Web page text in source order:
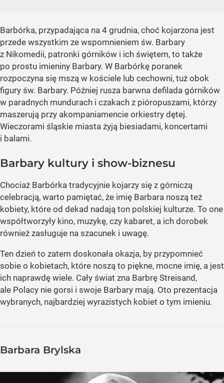
Barbórka, przypadająca na 4 grudnia, choć kojarzona jest
przede wszystkim ze wspomnieniem św. Barbary
z Nikomedii, patronki górników i ich świętem, to także
po prostu imieniny Barbary. W Barbórkę poranek
rozpoczyna się mszą w kościele lub cechowni, tuż obok
figury św. Barbary. Później rusza barwna defilada górników
w paradnych mundurach i czakach z pióropuszami, którzy
maszerują przy akompaniamencie orkiestry dętej.
Wieczorami śląskie miasta żyją biesiadami, koncertami
i balami.
Barbary kultury i show-biznesu
Chociaż Barbórka tradycyjnie kojarzy się z górniczą
celebracją, warto pamiętać, że imię Barbara noszą też
kobiety, które od dekad nadają ton polskiej kulturze. To one
współtworzyły kino, muzykę, czy kabaret, a ich dorobek
również zasługuje na szacunek i uwagę.
Ten dzień to zatem doskonała okazja, by przypomnieć
sobie o kobietach, które noszą to piękne, mocne imię, a jest
ich naprawdę wiele. Cały świat zna Barbrę Streisand,
ale Polacy nie gorsi i swoje Barbary mają. Oto prezentacja
wybranych, najbardziej wyrazistych kobiet o tym imieniu.
Barbara Brylska